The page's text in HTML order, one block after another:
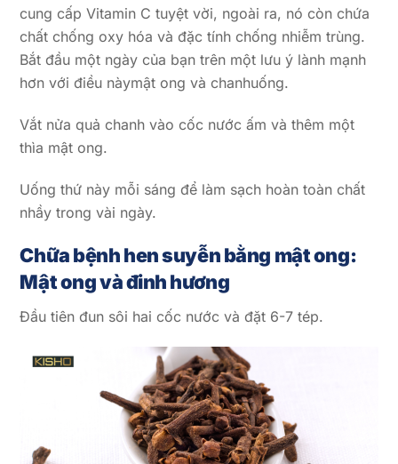
cung cấp Vitamin C tuyệt vời, ngoài ra, nó còn chứa
chất chống oxy hóa và đặc tính chống nhiễm trùng.
Bắt đầu một ngày của bạn trên một lưu ý lành mạnh
hơn với điều nàymật ong và chanhuống.
Vắt nửa quả chanh vào cốc nước ấm và thêm một
thìa mật ong.
Uống thứ này mỗi sáng để làm sạch hoàn toàn chất
nhầy trong vài ngày.
Chữa bệnh hen suyễn bằng mật ong:
Mật ong và đinh hương
Đầu tiên đun sôi hai cốc nước và đặt 6-7 tép.